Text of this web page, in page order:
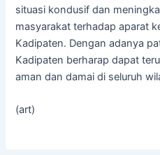
situasi kondusif dan
masyarakat terhadap aparat
Kadipaten. Dengan adanya
Kadipaten berharap dapat
aman dan damai di seluruh
(art)